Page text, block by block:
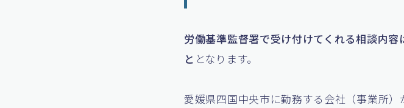
労働基準監督署で受け付けてくれる相談内
と となります。
愛媛県四国中央市に勤務する会社（事業所